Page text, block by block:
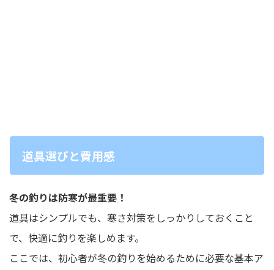
道具選びと費用感
冬の釣りは防寒が最重要！
道具はシンプルでも、寒さ対策をしっかりしておくこと
で、快適に釣りを楽しめます。
ここでは、初心者が冬の釣りを始めるために必要な基本ア